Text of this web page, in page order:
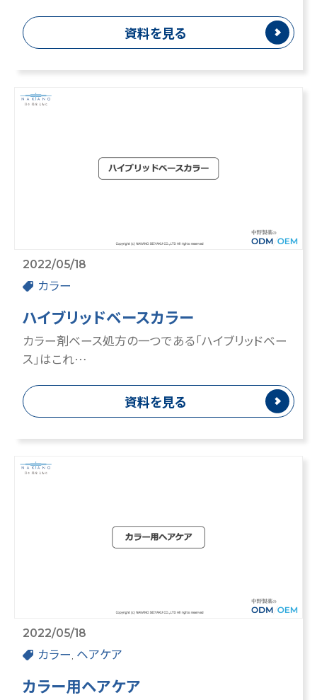
資料を見る
2022/05/18
カラー
ハイブリッドベースカラー
カラー剤ベース処方の一つである「ハイブリッドベー
ス」はこれ…
資料を見る
2022/05/18
カラー ヘアケア
カラー用ヘアケア